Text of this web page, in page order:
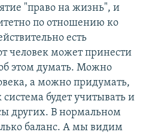
"право на жизнь", и
по отношению ко
есть
человек может принести
этом думать. Можно
а можно придумать,
будет учитывать и
других. В нормальном
баланс. А мы видим